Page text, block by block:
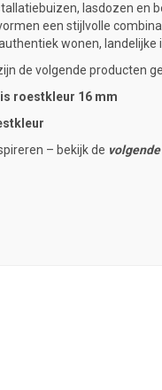
, lasdozen en
een stijlvolle
wonen,
de volgende producten
roestkleur 16 mm
– bekijk de